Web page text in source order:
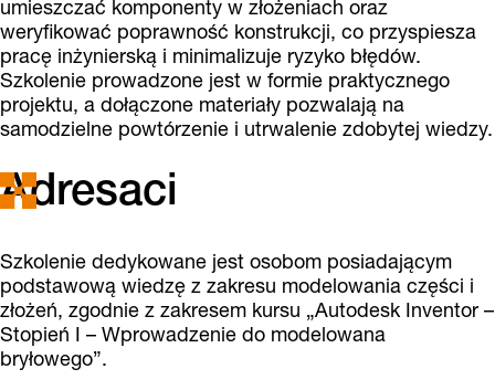
umieszczać komponenty w złożeniach oraz
weryfikować poprawność konstrukcji, co przyspiesza
pracę inżynierską i minimalizuje ryzyko błędów.
Szkolenie prowadzone jest w formie praktycznego
projektu, a dołączone materiały pozwalają na
samodzielne powtórzenie i utrwalenie zdobytej wiedzy.
Adresaci
Szkolenie dedykowane jest osobom posiadającym
podstawową wiedzę z zakresu modelowania części i
złożeń, zgodnie z zakresem kursu „Autodesk Inventor –
Stopień I – Wprowadzenie do modelowana
bryłowego”.